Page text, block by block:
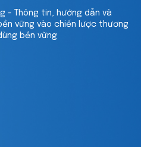
- Thông tin, hướng dẫn và
vững vào chiến lược thương
bền vững